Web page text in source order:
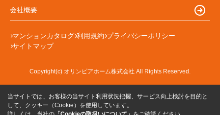
会社概要
マンションカタログ 利用規約 プライバシーポリシー
サイトマップ
Copyright(c) オリンピアホーム株式会社 All Rights Reserved.
当サイトでは、お客様の当サイト利用状況把握、サービス向上検討を目的と
して、クッキー（Cookie）を使用しています。